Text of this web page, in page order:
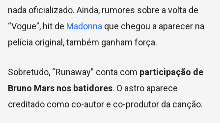
nada oficializado. Ainda, rumores sobre a volta de
“Vogue”, hit de Madonna que chegou a aparecer na
pelícia original, também ganham força.
Sobretudo, “Runaway” conta com participação de
Bruno Mars nos batidores. O astro aparece
creditado como co-autor e co-produtor da canção.